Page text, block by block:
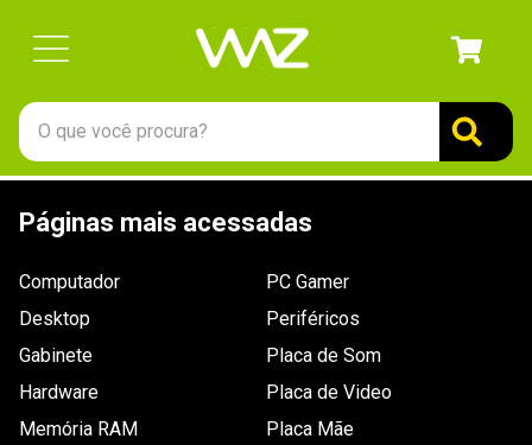
O que você procura?
Páginas mais acessadas
Computador
Desktop
Gabinete
Hardware
Memória RAM
PC Gamer
Periféricos
Placa de Som
Placa de Video
Placa Mãe
1º
gabinete
teclado
ssd
openbox
mouse